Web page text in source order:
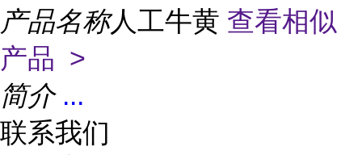
产品名称人工牛黄 查看相似
产品 >
简介 ...
联系我们